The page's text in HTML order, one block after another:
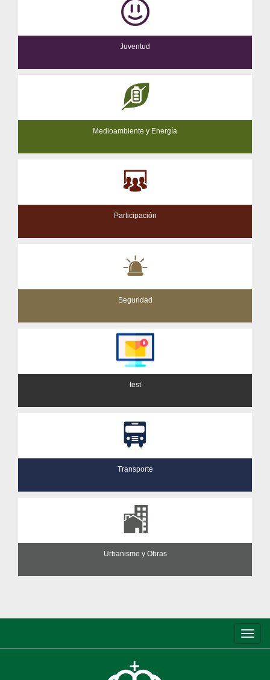
Juventud
Medioambiente y Energía
Participación
Seguridad
test
Transporte
Urbanismo y Obras
de